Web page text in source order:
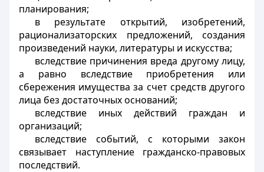
планирования;
в результате открытий, изобретений,
рационализаторских предложений, создания
произведений науки, литературы и искусства;
вследствие причинения вреда другому лицу,
а равно вследствие приобретения или
сбережения имущества за счет средств другого
лица без достаточных оснований;
вследствие иных действий граждан и
организаций;
вследствие событий, с которыми закон
связывает наступление гражданско-правовых
последствий.